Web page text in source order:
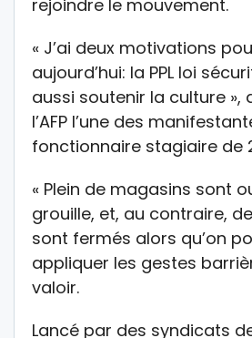
rejoindre le mouvement.
« J’ai deux motivations
aujourd’hui: la PPL loi
aussi soutenir la culture »,
l’AFP l’une des
fonctionnaire stagiaire de
« Plein de magasins sont
grouille, et, au contraire,
sont fermés alors qu’on
appliquer les gestes
valoir.
Lancé par des syndicats